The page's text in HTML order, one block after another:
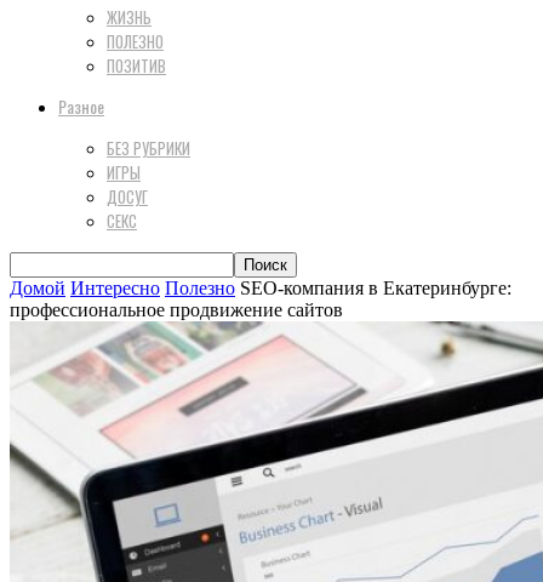
ЖИЗНЬ
ПОЛЕЗНО
ПОЗИТИВ
Разное
БЕЗ РУБРИКИ
ИГРЫ
ДОСУГ
СЕКС
Домой Интересно Полезно SEO-компания в Екатеринбурге:
профессиональное продвижение сайтов